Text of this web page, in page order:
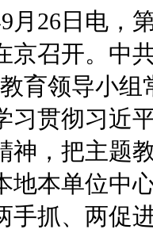
26日电，第
京召开。中
育领导小
习贯彻习近
神，把主题
地本单位中
手抓、两促